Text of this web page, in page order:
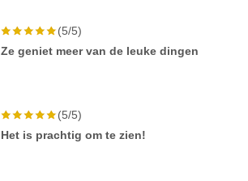
(5/5)
Ze geniet meer van de leuke dingen
(5/5)
Het is prachtig om te zien!